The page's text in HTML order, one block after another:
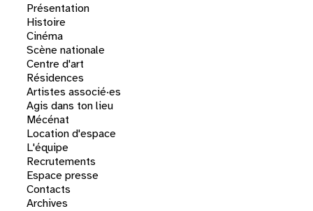
Présentation
Histoire
Cinéma
Scène nationale
Centre d'art
Résidences
Artistes associé·es
Agis dans ton lieu
Mécénat
Location d'espace
L'équipe
Recrutements
Espace presse
Contacts
Archives